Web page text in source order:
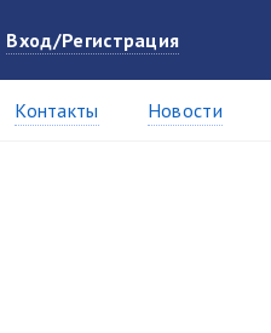
Вход/Регистрация
Контакты Новости